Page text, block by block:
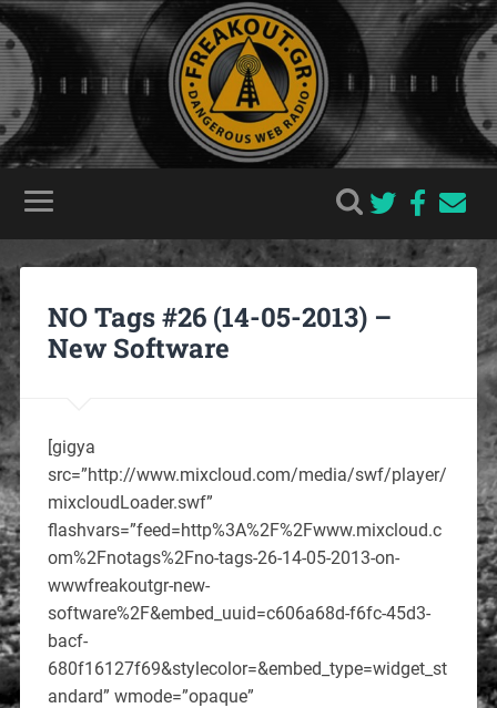
NO Tags #26 (14-05-2013) –
New Software
[gigya
src=”http://www.mixcloud.com/media/swf/player/
mixcloudLoader.swf”
flashvars=”feed=http%3A%2F%2Fwww.mixcloud.c
om%2Fnotags%2Fno-tags-26-14-05-2013-on-
wwwfreakoutgr-new-
software%2F&embed_uuid=c606a68d-f6fc-45d3-
bacf-
680f16127f69&stylecolor=&embed_type=widget_st
andard” wmode=”opaque”